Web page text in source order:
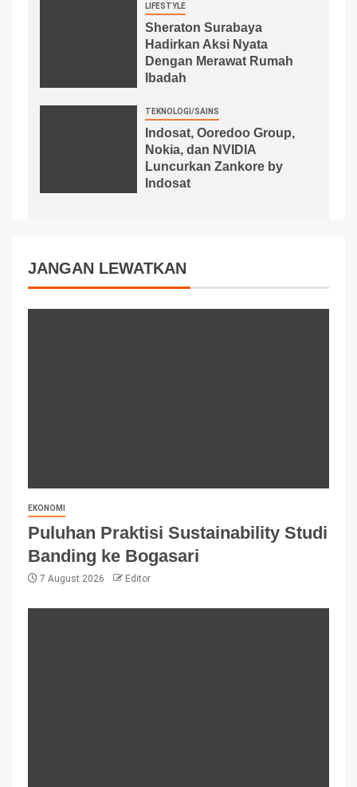
LIFESTYLE
Sheraton Surabaya
Hadirkan Aksi Nyata
Dengan Merawat Rumah
Ibadah
TEKNOLOGI/SAINS
Indosat, Ooredoo Group,
Nokia, dan NVIDIA
Luncurkan Zankore by
Indosat
JANGAN LEWATKAN
EKONOMI
Puluhan Praktisi Sustainability Studi
Banding ke Bogasari
7 August 2026 Editor